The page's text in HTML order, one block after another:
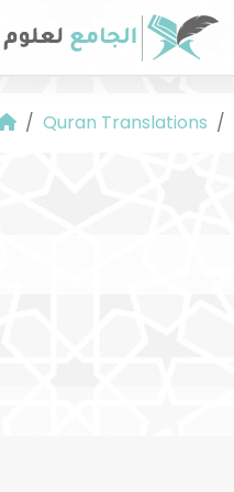
Quran Translations